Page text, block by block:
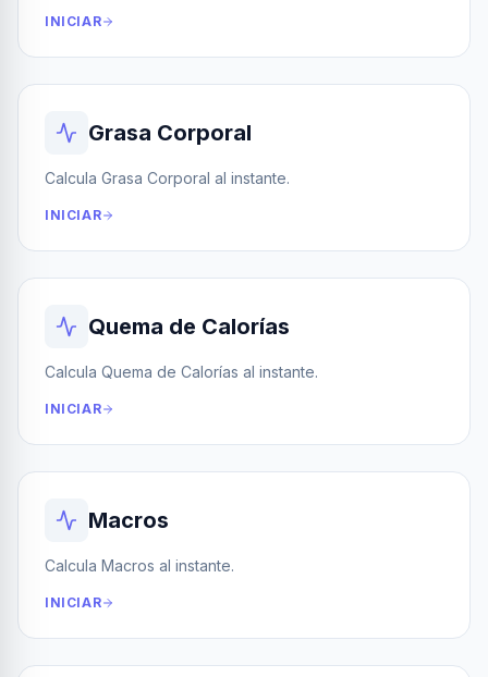
INICIAR
Grasa Corporal
Calcula Grasa Corporal al instante.
INICIAR
Quema de Calorías
Calcula Quema de Calorías al instante.
INICIAR
Macros
Calcula Macros al instante.
INICIAR